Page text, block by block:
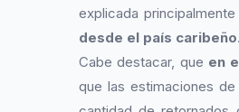
explicada
desde el país caribeño.
Cabe destacar, que en
que las estimaciones